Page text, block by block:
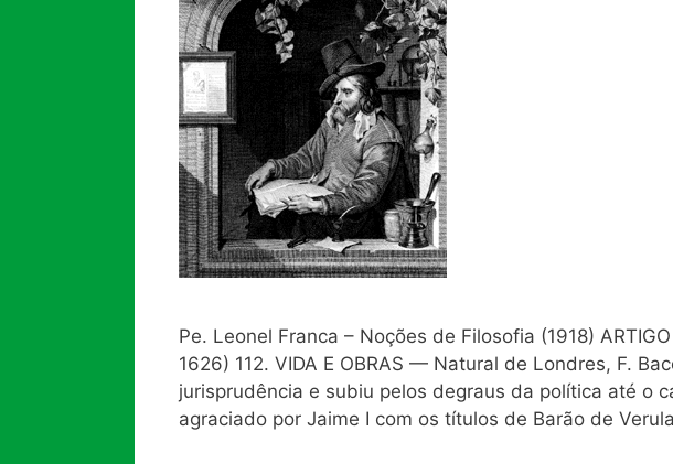
Pe. Leonel Franca – Noções de Filosofia (1918)
1626) 112. VIDA Ε OBRAS — Natural de Londres, F.
jurisprudência e subiu pelos degraus da política até o
agraciado por Jaime I com os títulos de Barão de